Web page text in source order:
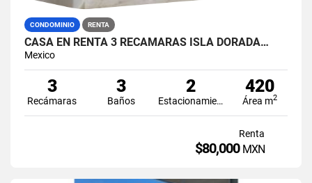
CONDOMINIO RENTA
CASA EN RENTA 3 RECÁMARAS ISLA DORADA…
Mexico
3
Recámaras
3
Baños
2
Estacionamiento
420
Área m2
Renta
$80,000 MXN